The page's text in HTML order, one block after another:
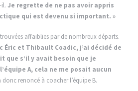
Je regrette de ne pas avoir appris
qui est devenu si important. »
trouvées affaiblies par de nombreux départs.
Éric et Thibault Coadic, j’ai décidé de
que s’il y avait besoin que je
A, cela ne me posait aucun
renoncé à coacher l’équipe B.